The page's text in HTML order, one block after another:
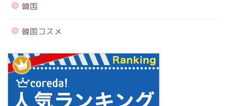
韓国
韓国コスメ